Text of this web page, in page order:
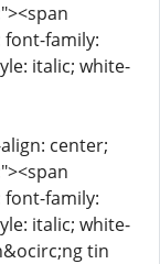
family:
italic; white-
center;
family:
italic; white-
tin